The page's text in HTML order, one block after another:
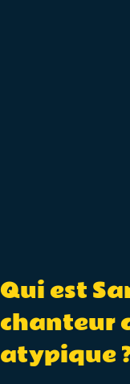
Qui est
chanteur
atypique